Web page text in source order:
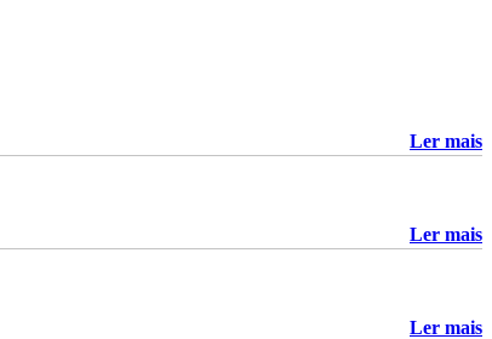
Rainha, realizou-se o Campeonato Nacional de Seniores,
Frazão e Miguel Frazão no Campeonato da Europa por
Ler mais
Ler mais
Ler mais